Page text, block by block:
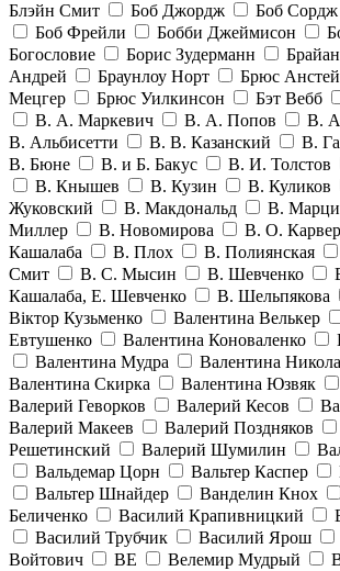
Блэйн Смит
Боб Джордж Боб Сордж
Боб Фрейли
Бобби Джеймисон
Богословие
Борис Зудерманн
Андрей
Браунлоу Норт Брюс Анстей
Мецгер
Брюс Уилкинсон Бэт Вебб
В. А. Маркевич
В. А. Попов
В.
В. Альбисетти
В. В. Казанский В.
В. Бюне
В. и Б. Бакус В. И. Толстов
В. Кнышев
В. Кузин В. Куликов
Жуковский
В. Макдональд В.
Миллер
В. Новомирова В. О. Карвер
Кашалаба
В. Плох В. Полиянская
Смит
В. С. Мысин В. Шевченко
Кашалаба, Е. Шевченко
В. Шельпякова
Віктор Кузьменко
Валентина Велькер
Евтушенко
Валентина Коноваленко
Валентина Мудра
Валентина
Валентина Скирка
Валентина Юзвяк
Валерий Геворков
Валерий Кесов
Валерий Макеев
Валерий Поздняков
Решетинский
Валерий Шумилин
Вальдемар Цорн
Вальтер Каспер
Вальтер Шнайдер
Ванделин Кнох
Беличенко
Василий Крапивницкий
Василий Трубчик
Василий Ярош
Войтович
ВЕ Велемир Мудрый